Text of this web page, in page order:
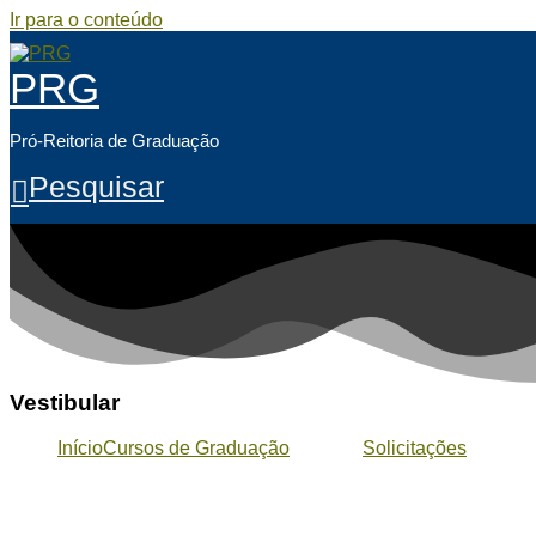
Ir para o conteúdo
PRG
Pró-Reitoria de Graduação
Pesquisar
Vestibular
InícioCursos de Graduação Solicitações